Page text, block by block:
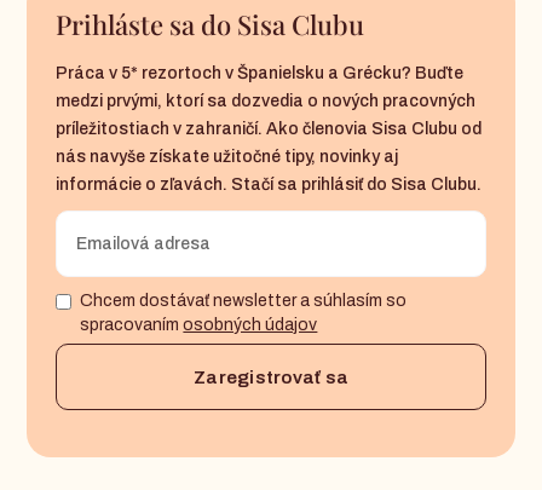
Prihláste sa do Sisa Clubu
Práca v 5* rezortoch v Španielsku a Grécku? Buďte
medzi prvými, ktorí sa dozvedia o nových pracovných
príležitostiach v zahraničí. Ako členovia Sisa Clubu od
nás navyše získate užitočné tipy, novinky aj
informácie o zľavách. Stačí sa prihlásiť do Sisa Clubu.
Chcem dostávať newsletter a súhlasím so
spracovanímosobných údajov